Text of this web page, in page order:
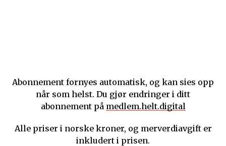
Abonnement fornyes automatisk, og kan sies opp
når som helst. Du gjør endringer i ditt
abonnement på medlem.helt.digital
Alle priser i norske kroner, og merverdiavgift er
inkludert i prisen.